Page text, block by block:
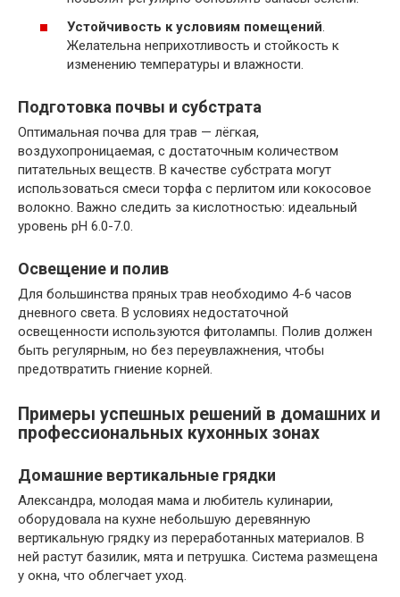
Устойчивость к условиям помещений.
Желательна неприхотливость и стойкость к
изменению температуры и влажности.
Подготовка почвы и субстрата
Оптимальная почва для трав — лёгкая,
воздухопроницаемая, с достаточным количеством
питательных веществ. В качестве субстрата могут
использоваться смеси торфа с перлитом или кокосовое
волокно. Важно следить за кислотностью: идеальный
уровень pH 6.0-7.0.
Освещение и полив
Для большинства пряных трав необходимо 4-6 часов
дневного света. В условиях недостаточной
освещенности используются фитолампы. Полив должен
быть регулярным, но без переувлажнения, чтобы
предотвратить гниение корней.
Примеры успешных решений в домашних и
профессиональных кухонных зонах
Домашние вертикальные грядки
Александра, молодая мама и любитель кулинарии,
оборудовала на кухне небольшую деревянную
вертикальную грядку из переработанных материалов. В
ней растут базилик, мята и петрушка. Система размещена
у окна, что облегчает уход.